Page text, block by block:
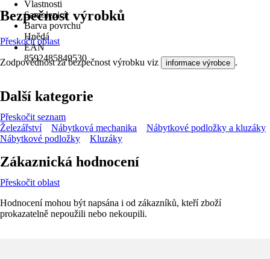
Vlastnosti
Samolepicí
Barva povrchu
Hnědá
EAN
8592485849530
Bezpečnost výrobků
Přeskočit oblast
Zodpovědnost za bezpečnost výrobku viz informace výrobce .
Další kategorie
Přeskočit seznam
Železářství
Nábytková mechanika
Nábytkové podložky a kluzáky
Nábytkové podložky
Kluzáky
Zákaznická hodnocení
Přeskočit oblast
Hodnocení mohou být napsána i od zákazníků, kteří zboží
prokazatelně nepoužili nebo nekoupili.